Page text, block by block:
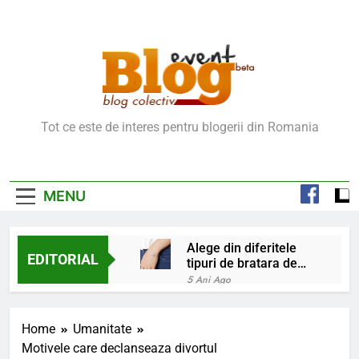
Blog Event – Cu Si
Tot ce este de interes pentru blogerii din Romania
MENU
EDITORIAL
Alege din diferitele
tipuri de bratara de
argint
5 Ani Ago
Home
Umanitate
Motivele care declanseaza divortul